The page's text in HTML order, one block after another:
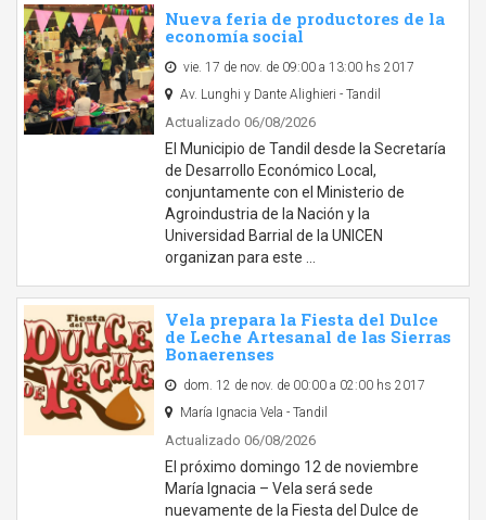
Nueva feria de productores de la
economía social
vie. 17 de nov. de 09:00 a 13:00 hs 2017
Av. Lunghi y Dante Alighieri - Tandil
Actualizado 06/08/2026
El Municipio de Tandil desde la Secretaría
de Desarrollo Económico Local,
conjuntamente con el Ministerio de
Agroindustria de la Nación y la
Universidad Barrial de la UNICEN
organizan para este …
Vela prepara la Fiesta del Dulce
de Leche Artesanal de las Sierras
Bonaerenses
dom. 12 de nov. de 00:00 a 02:00 hs 2017
María Ignacia Vela - Tandil
Actualizado 06/08/2026
El próximo domingo 12 de noviembre
María Ignacia – Vela será sede
nuevamente de la Fiesta del Dulce de